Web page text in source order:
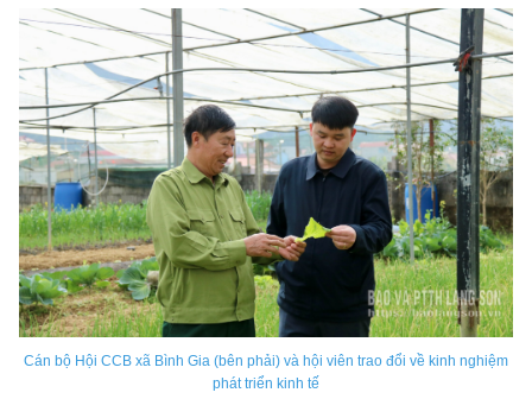
Cán bộ Hội CCB xã Bình Gia (bên phải) và hội viên trao đổi về kinh nghiệm
phát triển kinh tế